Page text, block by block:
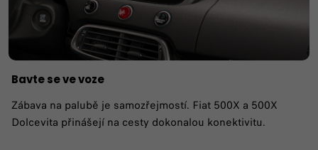
Bavte se ve voze
Zábava na palubě je samozřejmostí. Fiat 500X a 500X
Dolcevita přinášejí na cesty dokonalou konektivitu.